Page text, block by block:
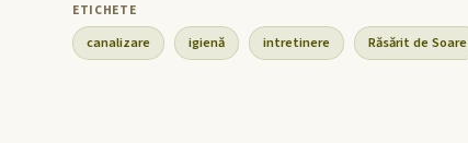
canalizare igienă intretinere Răsărit de Soare